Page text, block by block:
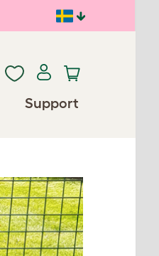
Support